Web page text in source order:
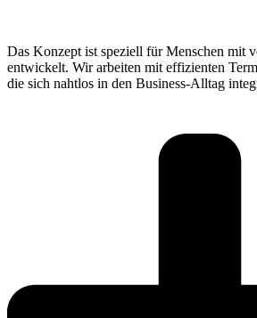
Das Konzept ist speziell für Menschen mit
entwickelt. Wir arbeiten mit effizienten
die sich nahtlos in den Business-Alltag